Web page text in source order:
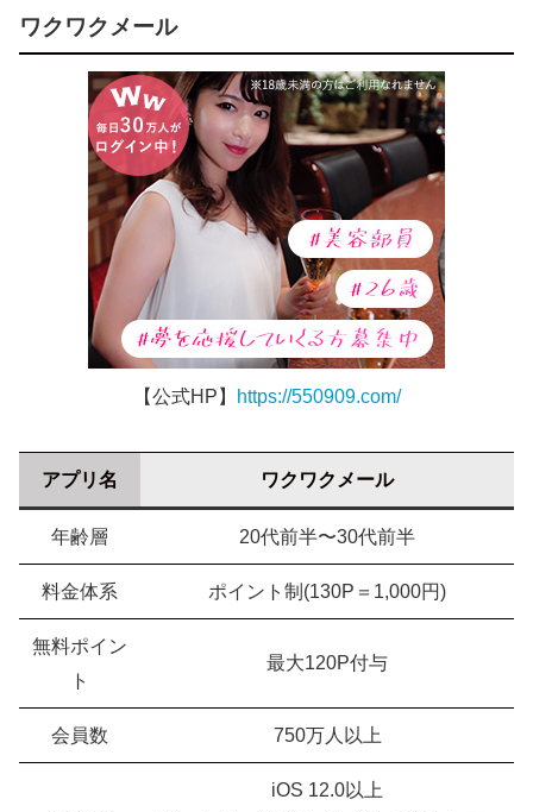
ワクワクメール
【公式HP】 https://550909.com/
アプリ名 ワクワクメール
年齢層 20代前半〜30代前半
料金体系 ポイント制(130P＝1,000円)
無料ポイン
ト
最大120P付与
会員数 750万人以上
iOS 12.0以上